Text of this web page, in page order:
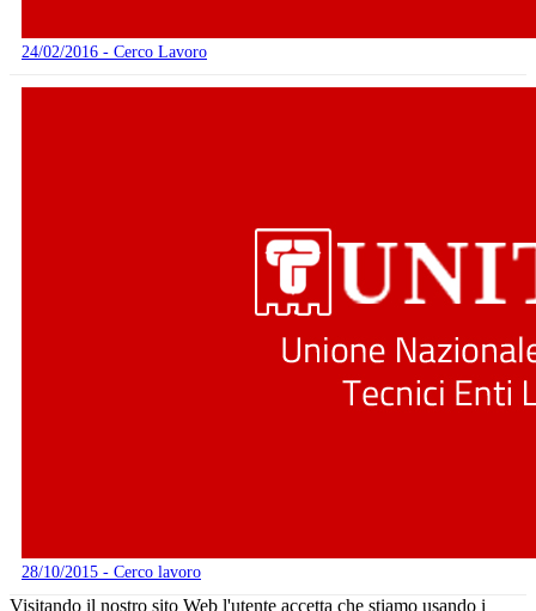
24/02/2016 - Cerco Lavoro
28/10/2015 - Cerco lavoro
Visitando il nostro sito Web l'utente accetta che stiamo usando i